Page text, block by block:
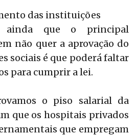
das instituições
ainda que o principal
não quer a aprovação do
sociais é que poderá faltar
para cumprir a lei.
o piso salarial da
que os hospitais privados
que empregam